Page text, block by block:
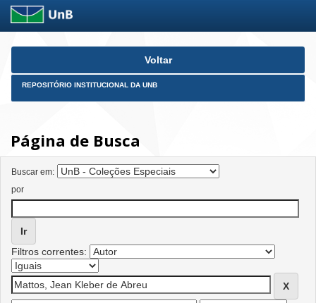
Skip
Voltar
REPOSITÓRIO INSTITUCIONAL DA UNB
Página de Busca
Buscar em:
por
Filtros correntes: